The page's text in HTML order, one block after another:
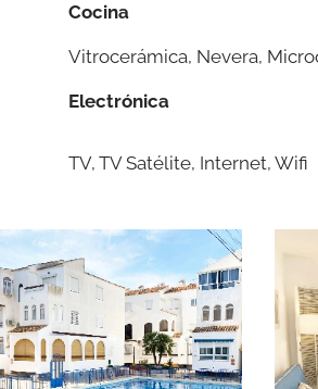
Cocina
Vitrocerámica, Nevera,
Electrónica
TV, TV Satélite, Internet, Wifi